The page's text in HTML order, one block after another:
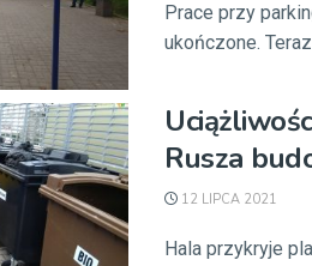
Prace przy
ukończone.
Rusza
12 LIPCA 2021
Hala przykryje